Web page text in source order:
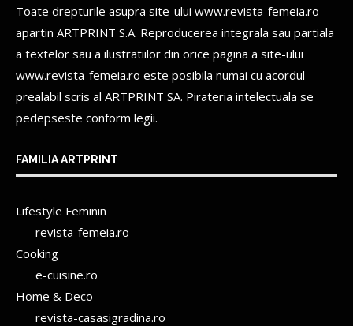
Toate drepturile asupra site-ului www.revista-femeia.ro
apartin ARTPRINT S.A. Reproducerea integrala sau partiala
a textelor sau a ilustratiilor din orice pagina a site-ului
www.revista-femeia.ro este posibila numai cu acordul
prealabil scris al ARTPRINT SA. Pirateria intelectuala se
pedepseste conform legii.
FAMILIA ARTPRINT
Lifestyle Feminin
revista-femeia.ro
Cooking
e-cuisine.ro
Home & Deco
revista-casasigradina.ro